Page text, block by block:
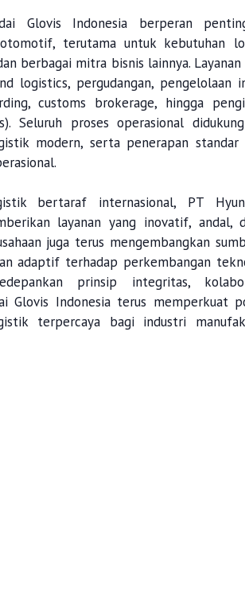
Glovis Indonesia berperan
terutama untuk kebutuhan
berbagai mitra bisnis lainnya. Layanan
logistics, pergudangan, pengelolaan
customs brokerage, hingga
Seluruh proses operasional
modern, serta penerapan standar
bertaraf internasional, PT
layanan yang inovatif, andal,
juga terus mengembangkan
adaptif terhadap perkembangan
prinsip integritas,
Glovis Indonesia terus memperkuat
terpercaya bagi industri